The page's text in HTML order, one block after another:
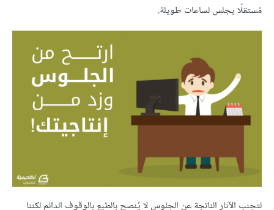
مُستقلّا يجلس لساعات طويلة.
لتجنب الآثار الناتجة عن الجلوس لا يُنصح بالطبع بالوقوف الدائم لكننا